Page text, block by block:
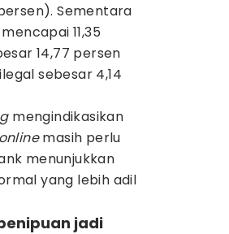
Sementara
11,35
14,77 persen
sebesar 4,14
mengindikasikan
onlinemasih perlu
menunjukkan
yang lebih adil
jadi